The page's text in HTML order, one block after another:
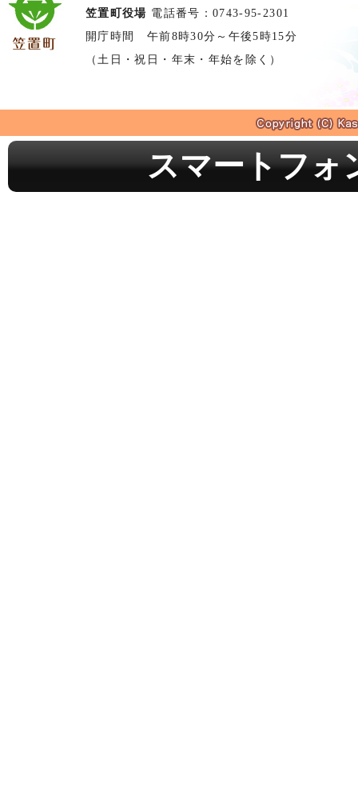
笠置町役場 電話番号：0743-95-2301
開庁時間 午前8時30分～午後5時15分
（土日・祝日・年末・年始を除く）
スマートフォ